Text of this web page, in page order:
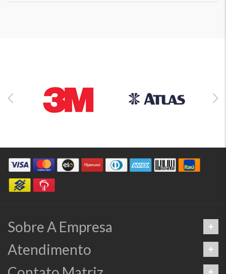
Sobre A Empresa
Atendimento